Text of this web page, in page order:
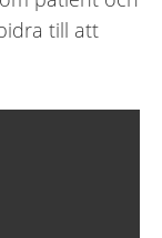
till att